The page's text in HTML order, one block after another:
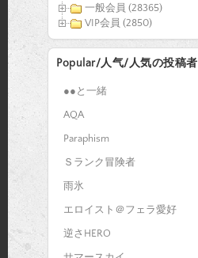
一般会員 (28365)
VIP会員 (2850)
Popular/人气/人気の投稿者
●●と一緒
AQA
Paraphism
Ｓランク冒険者
雨氷
エロイスト＠フェラ愛好
逆さHERO